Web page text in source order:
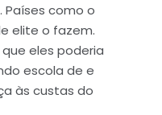
Países como o
elite o fazem.
eles poderia
escola de e
às custas do